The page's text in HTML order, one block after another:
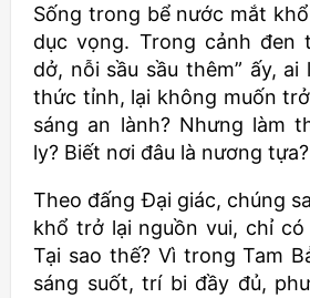
Sống trong bể nước mắt
dục vọng. Trong cảnh đen
dở, nỗi sầu sầu thêm” ấy,
thức tỉnh, lại không muốn
sáng an lành? Nhưng làm
ly? Biết nơi đâu là nương tựa?
Theo đấng Ðại giác, chúng
khổ trở lại nguồn vui, chỉ có
Tại sao thế? Vì trong Tam
sáng suốt, trí bi đầy đủ,